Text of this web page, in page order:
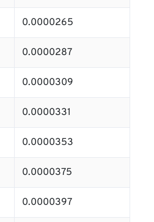
0.0000265
0.0000287
0.0000309
0.0000331
0.0000353
0.0000375
0.0000397